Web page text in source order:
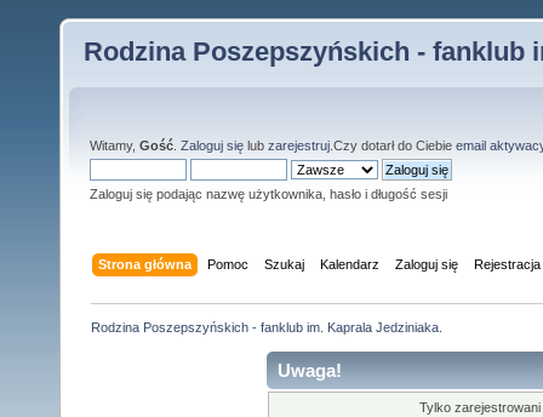
Rodzina Poszepszyńskich - fanklub
Witamy, Gość Zaloguj się lub zarejestruj .Czy dotarł do Ciebie email
Zaloguj się podając nazwę użytkownika, hasło i długość sesji
Strona główna Pomoc Szukaj Kalendarz Zaloguj się Rejestracja
Rodzina Poszepszyńskich - fanklub im. Kaprala Jedziniaka.
Uwaga!
Tylko